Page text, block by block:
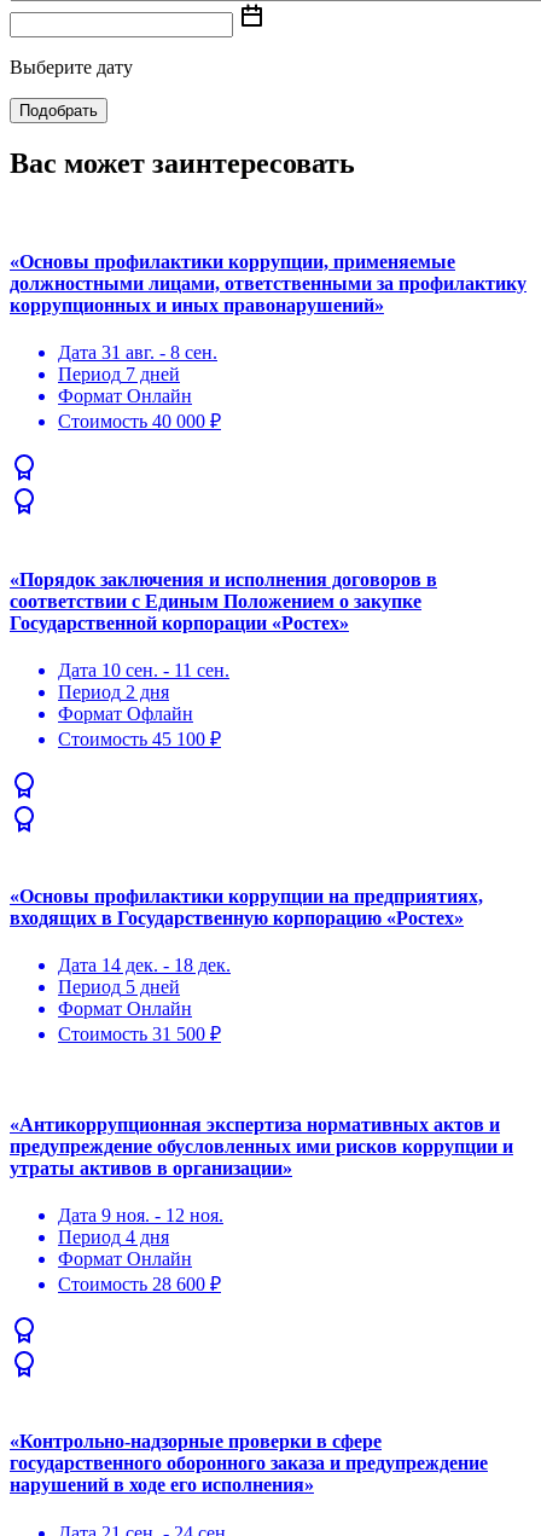
Выберите дату
Подобрать
Вас может заинтересовать
«Основы профилактики коррупции, применяемые
должностными лицами, ответственными за профилактику
коррупционных и иных правонарушений»
Дата 31 авг. - 8 сен.
Период 7 дней
Формат Онлайн
Стоимость 40 000 ₽
«Порядок заключения и исполнения договоров в
соответствии с Единым Положением о закупке
Государственной корпорации «Ростех»
Дата 10 сен. - 11 сен.
Период 2 дня
Формат Офлайн
Стоимость 45 100 ₽
«Основы профилактики коррупции на предприятиях,
входящих в Государственную корпорацию «Ростех»
Дата 14 дек. - 18 дек.
Период 5 дней
Формат Онлайн
Стоимость 31 500 ₽
«Антикоррупционная экспертиза нормативных актов и
предупреждение обусловленных ими рисков коррупции и
утраты активов в организации»
Дата 9 ноя. - 12 ноя.
Период 4 дня
Формат Онлайн
Стоимость 28 600 ₽
«Контрольно-надзорные проверки в сфере
государственного оборонного заказа и предупреждение
нарушений в ходе его исполнения»